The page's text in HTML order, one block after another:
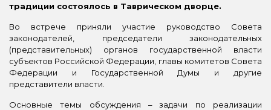
традиции состоялось в Таврическом дворце.
Во встрече приняли участие руководство Совета
законодателей, председатели законодательных
(представительных) органов государственной власти
субъектов Российской Федерации, главы комитетов Совета
Федерации и Государственной Думы и другие
представители власти.
Основные темы обсуждения – задачи по реализации